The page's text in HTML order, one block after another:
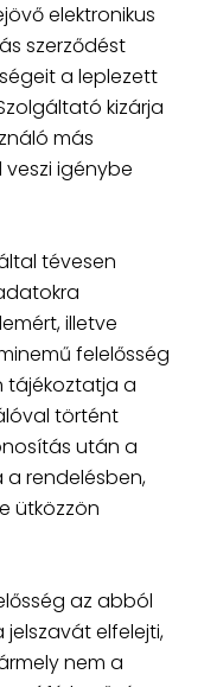
elektronikus
szerződést
a leplezett
kizárja
más
igénybe
tévesen
illetve
felelősség
tájékoztatja a
történt
után a
rendelésben,
ütközzön
az abból
elfelejti,
nem a